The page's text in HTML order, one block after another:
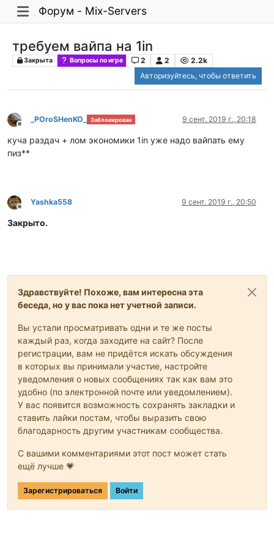
Форум - Mix-Servers
требуем вайпа на 1in
Закрыта Вопросы по игре 2 2
2.2k
Авторизуйтесь, чтобы ответить
Не в сети
_POroSHenKO_ Заблокирован 9 сент. 2019 г., 20:18
куча раздач + лом экономики 1in уже надо вайпать ему
пиз**
Не в сети
Yashka558 9 сент. 2019 г., 20:50
Закрыто.
Здравствуйте! Похоже, вам интересна эта
беседа, но у вас пока нет учетной записи.
Вы устали просматривать одни и те же посты
каждый раз, когда заходите на сайт? После
регистрации, вам не придётся искать обсуждения
в которых вы принимали участие, настройте
уведомления о новых сообщениях так как вам это
удобно (по электронной почте или уведомлением).
У вас появится возможность сохранять закладки и
ставить лайки постам, чтобы выразить свою
благодарность другим участникам сообщества.
С вашими комментариями этот пост может стать
ещё лучше 💗
Зарегистрироваться Войти